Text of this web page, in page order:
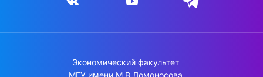
Экономический факультет